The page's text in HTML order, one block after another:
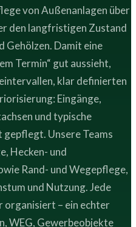
von Außenanlagen über
den langfristigen Zustand
Gehölzen. Damit eine
Termin“ gut aussieht,
klar definierten
Eingänge,
und typische
Unsere Teams
Hecken- und
Rand- und Wegepflege,
und Nutzung. Jede
organisiert – ein echter
WEG, Gewerbeobjekte